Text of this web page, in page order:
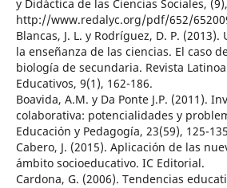
y Didáctica de las Ciencias Sociales,
http://www.redalyc.org/pdf/652/
Blancas, J. L. y Rodríguez, D. P.
la enseñanza de las ciencias. El caso
biología de secundaria. Revista
Educativos, 9(1), 162-186.
Boavida, A.M. y Da Ponte J.P. (2011).
colaborativa: potencialidades y
Educación y Pedagogía, 23(59), 125-
Cabero, J. (2015). Aplicación de las
ámbito socioeducativo. IC Editorial.
Cardona, G. (2006). Tendencias